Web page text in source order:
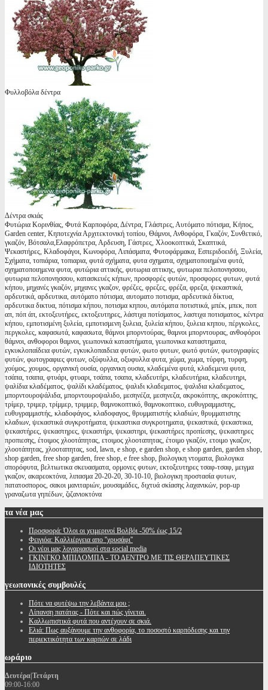
Φυλλοβόλα δέντρα
Δέντρα σκιάς
Φυτώρια Κορινθίας, Φυτά Καρποφόρα, Δέντρα, Γλάστρες, Αυτόματο πότισμα, Κήπος,
Garden center, Κηποτεχνία Αρχιτεκτονική τοπίου, Θάμνοι, Ανθοφόρα, Γκαζόν, Συνθετικό,
γκαζόν, Βότσαλα,Ελαφρόπετρα, Αρδευση, Γάστρες, Χλοοκοπτικά, Σκαπτικά,
Ψεκαστήρες, Κλαδοφάγοι, Κωνοφόρα, Λιπάσματα, Φυτοφάρμακα, Εσπεριδοειδή, Ξυλεία,
Σχήματα, τοπιάρια, τοπιαρια, φυτά σχήματα, φυτα σχηματα, σχηματοποιημένα φυτά,
σχηματοποιημενα φυτα, φυτώρια αττικής, φυτωρια αττικης, φυτωρια πελοπονησσου,
φυτωρια πελοπονησσου, κατασκευές κήπων, προσφορές φυτών, προσφορες φυτων, φυτά
κήπου, μηχανές γκαζόν, μηχανες γκαζον, φρέζες, φρεζες, φρέζα, φρεζα, ψεκαστικά,
αρδευτικά, αρδευτικα, αυτόματο πότισμα, αυτοματο ποτισμα, αρδευτικά δίκτυα,
αρδευτικα δικτυα, πότισμα κήπου, ποτισμα κηπου, αυτόματα ποτιστικά, μπέκ, μπεκ, ποπ
απ, πόπ άπ, εκτοξευτήρες, εκτοξευτηρες, λάστιχα ποτίσματος, λαστιχα ποτισματος, κέντρα
κήπου, εμποτισμένη ξυλεία, εμποτισμενη ξυλεια, ξυλεία κήπου, ξυλεια κηπου, πέργκολες,
περγκολες, καφασωτά, καφασωτα, θάμνοι μπορντούρας, θαμνοι μπορντουρας, ανθοφόροι
θάμνοι, ανθοφοροι θαμνοι, γεωπονικά καταστήματα, γεωπονικα καταστηματα,
εγκυκλοπαίδεια φυτών, εγκυκλοπαιδεια φυτών, φωτο φυτων, φωτό φυτών, φωτογραφίες
φυτών, φωτογραφιες φυτων, οξύφυλλα, οξυφυλλα φυτα, χώμα, χωμα, τύρφη, τυρφη,
χούμος, χουμος, οργανική ουσία, οργανικη ουσια, κλαδεμένα φυτά, κλαδεμενα φυτα,
τσάπα, τσαπα, φτυάρι, φτυαρι, τσάπα, τσαπα, κλαδευτήρι, κλαδευτήρια, κλαδευτηρι,
ψαλίδια κλαδέματος, ψαλίδι κλαδέματος, ψαλιδι κλαδεματος, ψαλιδια κλαδεματος,
μπορντουροψάλιδα, μπορντουροψαλιδο, μεσηνέζα, μεσηνεζα, ακροκόπτης, ακροκόπτης,
τρίμερ, τριμερ, τρίμμερ, τριμμερ, θαμνοκοπτικό, θαμνοκοπτικο, ευθυγραμμιστης,
ευθυγραμμιστής, κλαδοφάγος, κλαδοφαγος, θρυμματιστής κλαδιών, θρυμματιστης
κλαδιων, ψεκαστικά συγκροτήματα, ψεκαστικα συγκροτηματα, ψεκαστικά, ψεκαστικα,
ψεκαστήρες, ψεκαστηρες, ψεκαστήρι, ψεκαστηρι, ψεκαστήρες προπίεσης, ψεκαστηρες
προπιεσης, έτοιμος χλοοτάπητας, ετοιμος χλοοταπητας, έτοιμο γκαζόν, ετοιμο γκαζον,
χλοοτάπητας, χλοοταπητας, sod, lawn, e shop, e garden shop, e shop garden, garden shop,
shop garden, free shop garden, free shop, e free shop, βιολογικη ντοματα, βιολογικα
σπορόφυτα, βελτιωτικα σκευασματα, ορμονες φυτων, εκτοξευτηρες τσαφ-τσαφ, μειγμα
γκαζον, ακαρεοκτόνα, λιπασμα 20-20-20, 30-10-10, βιολογικη προστασία φυτων,
πατατοσπορος, σακοι μανιταριών, μουσαμάδες, διχτυά σκίασης λαχανικών, pop-up
γραναζωτα γηπέδων, ζιζανιοκτόνα
τα νέα μας
Προσφορά: Όλοι οι χειμερινοί Βολβόι -50% έως 15/2
Φειγιόα: Καλλιέργεια απο ''χρυσάφι''
Oι νέοι μας λογαριασμοί στα social media
ΓΚΙΝΓΚΟ ΜΠΙΛΟΜΠΑ - ΤΟ ΔΕΝΤΡΟ ΜΕ ΤΙΣ ΘΕΡΑΠΕΥΤΙΚΕΣ
ΙΔΙΟΤΗΤΕΣ
γεωπονικές συμβουλές
Πότε να φυτέψω την λεβάντα μου ;
Λίπανση πατάτας - Πότε και πώς γίνεται.
Καλλωπιστικά φυτά που αντέχουν σε σκιά.
Ελιά: Πως αυξάνουμε την ανθοφορία, το ποσοστό καρπόδεσης και την
περιεκτικότητα των καρπών σε λάδι
ωράριο
Δευτέρα|Τετάρτη
09:00-16:00